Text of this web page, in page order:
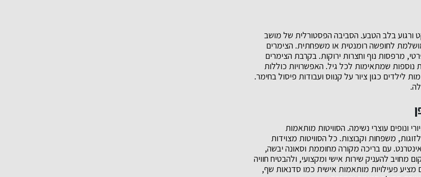
בלב הטבע. הסביבה הפסטורלית של מושב
לחופשה רומנטית או משפחתית. הצימרים
מרפסות נוף וחצרות ירוקות. בקרבת הצימרים
נוספות שמתאימות לכל גיל. האפשרויות כוללות
לילדים כגון ציור על קנווס ועבודות פיסול בחימר.
ונופים עוצרי נשימה. הסוויטות מותאמות
משפחות וקבוצות. כל הסוויטות מצוידות
עם בריכה מקורה מחוממת וסאונה יבשה,
להעניק שירות אישי ומקצועי, ולהבטיח חוויה
פעילויות מותאמות אישית כמו סדנאות שף,